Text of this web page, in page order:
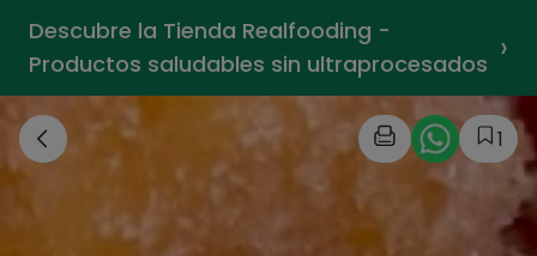
Descubre la Tienda Realfooding -
Productos saludables sin ultraprocesados ›
1